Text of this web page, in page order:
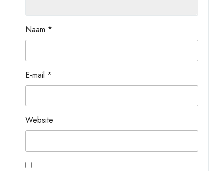
Naam *
E-mail *
Website